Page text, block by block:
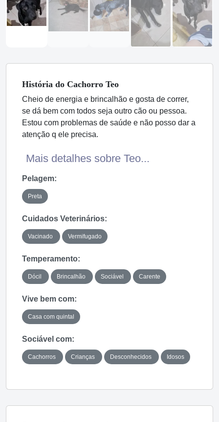
História do Cachorro Teo
Cheio de energia e brincalhão e gosta de correr,
se dá bem com todos seja outro cão ou pessoa.
Estou com problemas de saúde e não posso dar a
atenção q ele precisa.
Mais detalhes sobre Teo...
Pelagem:
Preta
Cuidados Veterinários:
Vacinado Vermifugado
Temperamento:
Dócil Brincalhão Sociável Carente
Vive bem com:
Casa com quintal
Sociável com:
Cachorros Crianças Desconhecidos Idosos